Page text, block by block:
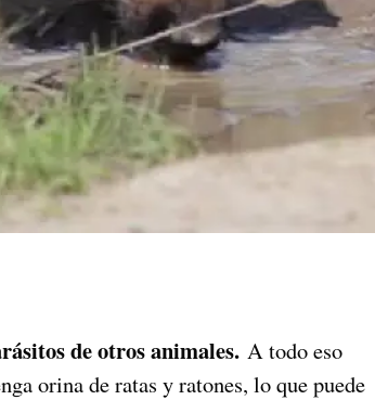
de otros animales. A todo eso
orina de ratas y ratones, lo que puede